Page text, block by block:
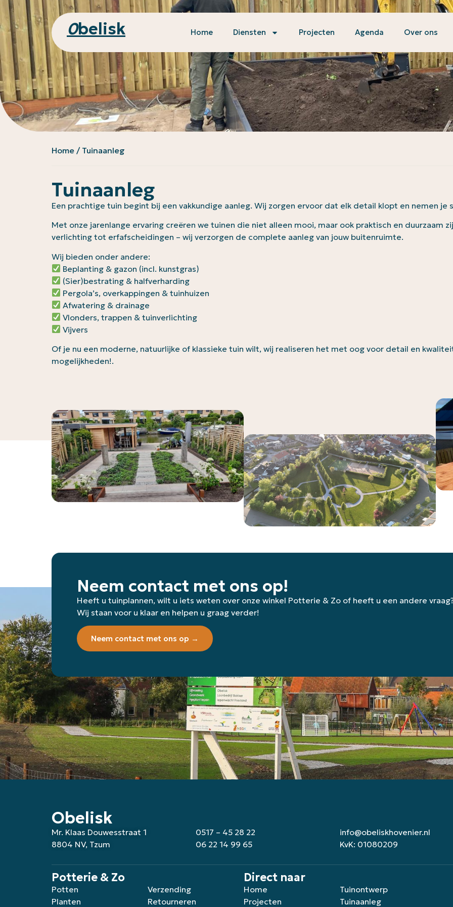
0belisk Home Diensten Projecten Agenda Over ons
Home / Tuinaanleg
Tuinaanleg
Een prachtige tuin begint bij een vakkundige aanleg. Wij zorgen ervoor dat elk detail klopt en nemen je
Met onze jarenlange ervaring creëren we tuinen die niet alleen mooi, maar ook praktisch en duurzaam
verlichting tot erfafscheidingen – wij verzorgen de complete aanleg van jouw buitenruimte.
Wij bieden onder andere:
Beplanting & gazon (incl. kunstgras)
(Sier)bestrating & halfverharding
Pergola’s, overkappingen & tuinhuizen
Afwatering & drainage
Vlonders, trappen & tuinverlichting
Vijvers
Of je nu een moderne, natuurlijke of klassieke tuin wilt, wij realiseren het met oog voor detail en
mogelijkheden!.
Neem contact met ons op!
Heeft u tuinplannen, wilt u iets weten over onze winkel Potterie & Zo of heeft u een andere
Wij staan voor u klaar en helpen u graag verder!
Neem contact met ons op →
Obelisk
Mr. Klaas Douwesstraat 1
8804 NV, Tzum
0517 – 45 28 22
06 22 14 99 65
info@obeliskhovenier.nl
KvK: 01080209
Potterie & Zo
Potten
Planten
Verzending
Retourneren
Direct naar
Home
Projecten
Tuinontwerp
Tuinaanleg